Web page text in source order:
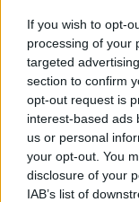
If you wish to opt-
processing of your
targeted
section to confirm
opt-out request is
interest-based ads
us or personal
your opt-out. You
disclosure of your
IAB’s list of
figyelem
frivol, de
személyét
filmrendező
feleségének
életerőtől